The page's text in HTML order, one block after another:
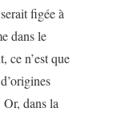
figée à
dans le
ce n’est que
dans la